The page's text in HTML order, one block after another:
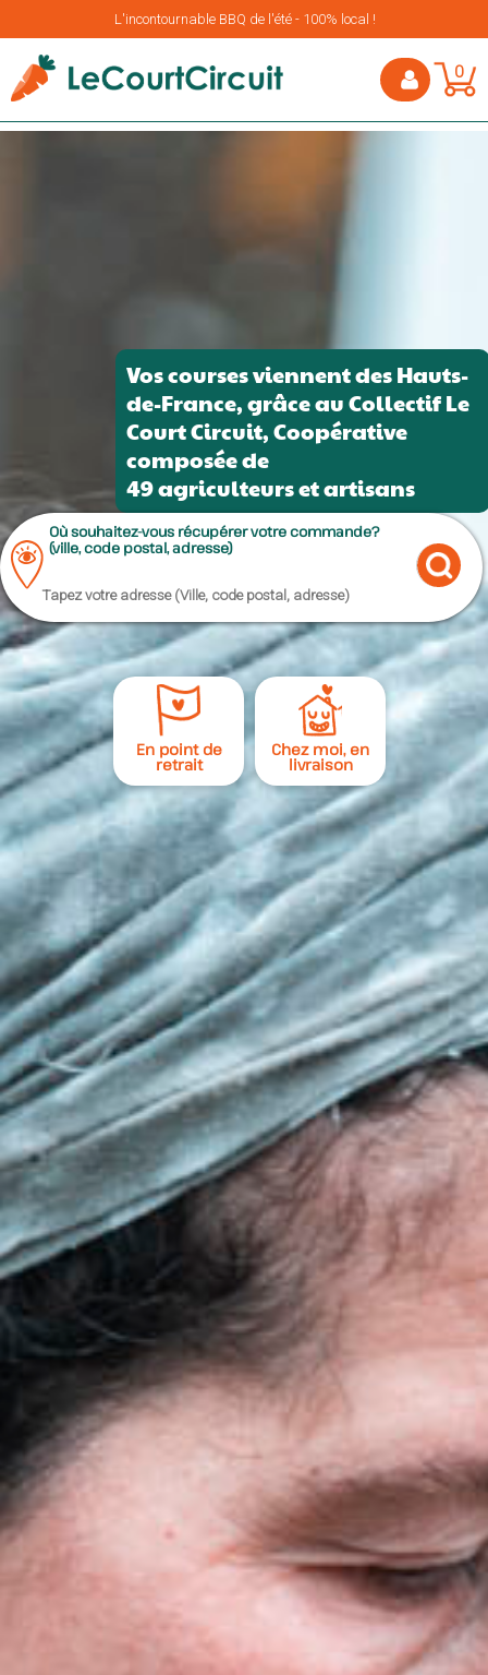
L'incontournable BBQ de l'été - 100% local !
0
Vos courses viennent des Hauts-
de-France, grâce au Collectif Le
Court Circuit, Coopérative
composée de
49 agriculteurs et artisans
En point de
retrait
Chez moi, en
livraison
Où souhaitez-vous récupérer votre commande?
(ville, code postal, adresse)